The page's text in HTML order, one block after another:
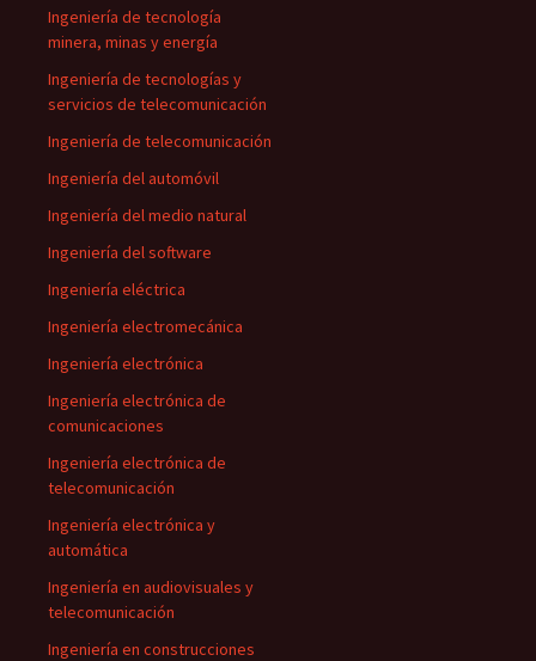
Ingeniería de tecnología
minera, minas y energía
Ingeniería de tecnologías y
servicios de telecomunicación
Ingeniería de telecomunicación
Ingeniería del automóvil
Ingeniería del medio natural
Ingeniería del software
Ingeniería eléctrica
Ingeniería electromecánica
Ingeniería electrónica
Ingeniería electrónica de
comunicaciones
Ingeniería electrónica de
telecomunicación
Ingeniería electrónica y
automática
Ingeniería en audiovisuales y
telecomunicación
Ingeniería en construcciones